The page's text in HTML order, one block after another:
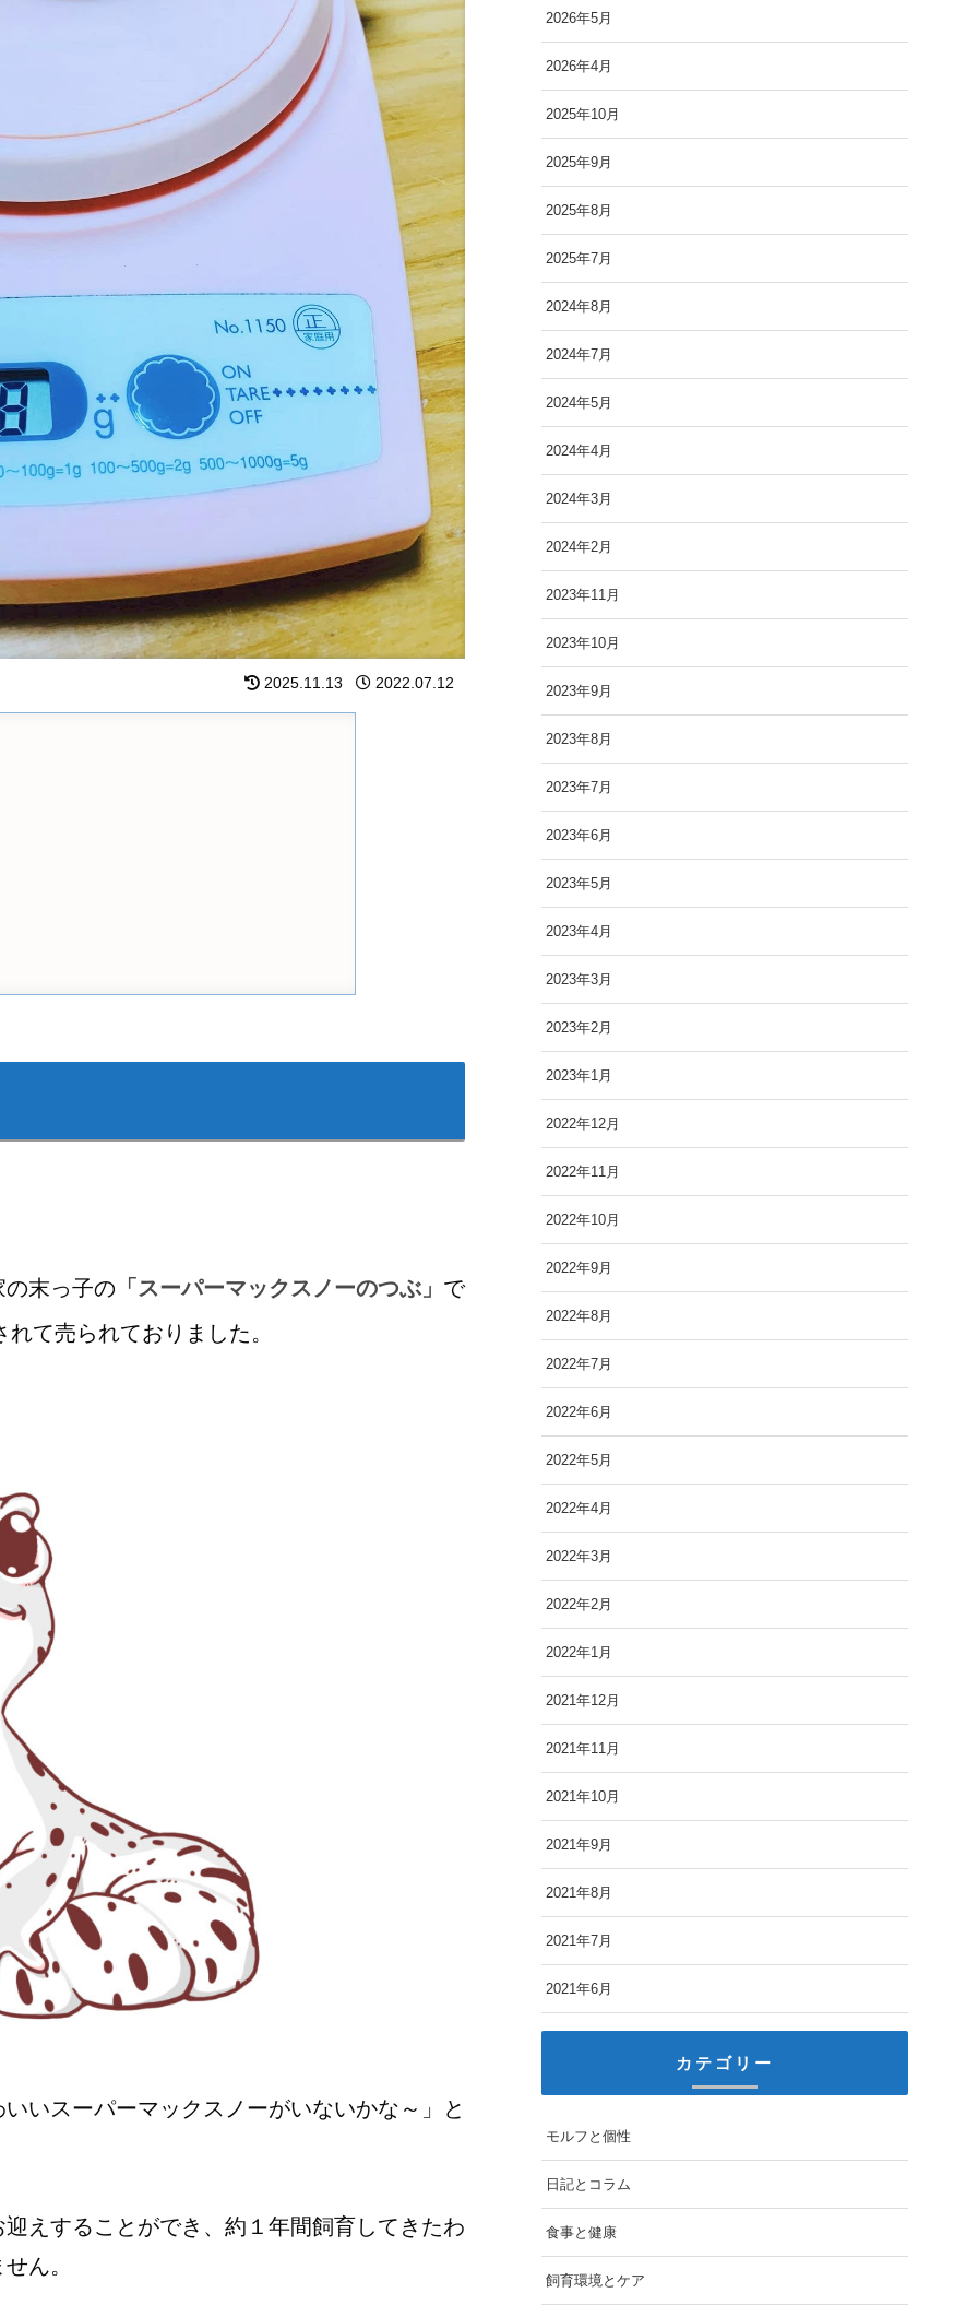
2025.11.13 2022.07.12
末っ子の 「スーパーマックスノーのつぶ」 で
れて売られておりました。
いスーパーマックスノーがいないかな～」と
えすることができ、約１年間飼育してきたわ
ん。
2026年5月
2026年4月
2025年10月
2025年9月
2025年8月
2025年7月
2024年8月
2024年7月
2024年5月
2024年4月
2024年3月
2024年2月
2023年11月
2023年10月
2023年9月
2023年8月
2023年7月
2023年6月
2023年5月
2023年4月
2023年3月
2023年2月
2023年1月
2022年12月
2022年11月
2022年10月
2022年9月
2022年8月
2022年7月
2022年6月
2022年5月
2022年4月
2022年3月
2022年2月
2022年1月
2021年12月
2021年11月
2021年10月
2021年9月
2021年8月
2021年7月
2021年6月
カテゴリー
モルフと個性
日記とコラム
食事と健康
飼育環境とケア